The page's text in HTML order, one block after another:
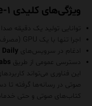
ویژگی‌های کلیدی MAI-Voice-۱
توانایی تولید یک دقیقه
اجرا تنها با یک GPU (مصرف منابع بسیار پایین)
ادغام در سرویس‌های
دسترسی عمومی از طریق
این فناوری می‌تواند
صوتی در رسانه‌ها گرفته
کتاب‌های صوتی و حتی